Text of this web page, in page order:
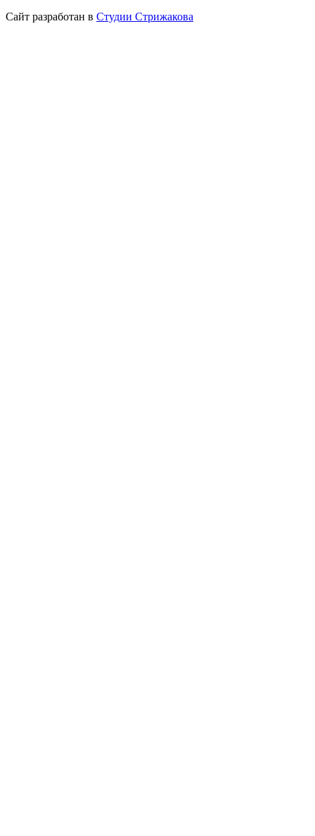
Сайт разработан в Студии Стрижакова